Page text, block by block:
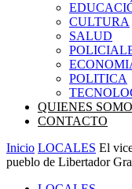
CULTURA
SALUD
POLITICA
QUIENES
CONTACTO
Inicio LOCALES El
pueblo de Libertador